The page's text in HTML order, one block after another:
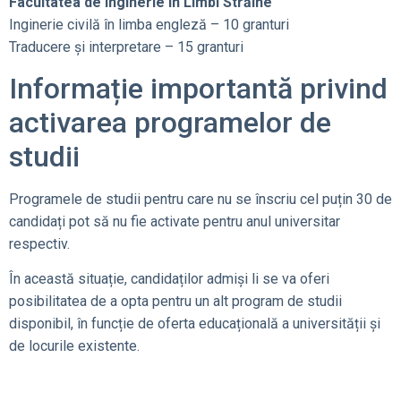
Inginerie civilă în limba engleză – 10 granturi
Traducere și interpretare – 15 granturi
Informație importantă privind
activarea programelor de
studii
Programele de studii pentru care nu se înscriu cel puțin 30 de
candidați pot să nu fie activate pentru anul universitar
respectiv.
În această situație, candidaților admiși li se va oferi
posibilitatea de a opta pentru un alt program de studii
disponibil, în funcție de oferta educațională a universității și
de locurile existente.